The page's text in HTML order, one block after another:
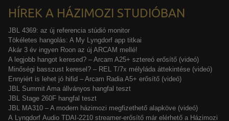
HÍREK A HÁZIMOZI STUDIÓBAN
JBL 4369: az új referencia stúdió monitor
Tökéletes hangolás: A My Lyngdorf app titkai
Akár 3 év ingyen Roon az új ARCAM mellé!
A legjobb hangot keresed? – Arcam A25+ sztereó erősítő (videó)
Minőségi basszust keresel? – REL T/7x mélyláda áttekintése (videó)
Ennyiért is lehet jó hifid – Arcam Radia A5+ erősítő (videó)
JBL Summit Ama állványos hangfal teszt
JBL Stage 260F hangfal teszt
JBL MA310 – A modern házimozi megfizethető alapköve (videó)
A Lyngdorf Audio TDAI-2210 streamer-erősítő már elérhető a Házimozi